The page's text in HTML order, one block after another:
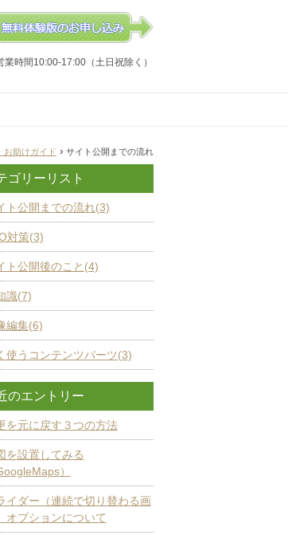
業時間10:00-17:00（土日祝除く）
お助けガイド サイト公開までの流れ
ゴリーリスト
ト公開までの流れ(3)
対策(3)
ト公開後のこと(4)
識(7)
編集(6)
使うコンテンツパーツ(3)
のエントリー
を元に戻す３つの方法
を設置してみる
）
イダー（連続で切り替わる画
オプションについて